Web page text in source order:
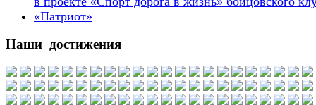
Наши достижения